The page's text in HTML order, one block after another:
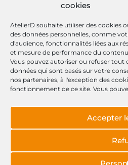
cookies
AtelierD souhaite utiliser des cookies
des données personnelles, comme
d'audience, fonctionnalités liées aux
et mesure de performance du
Vous pouvez autoriser ou refuser tout
données qui sont basés sur votre
nos partenaires, à l'exception des
fonctionnement de ce site. Vous
Accepter